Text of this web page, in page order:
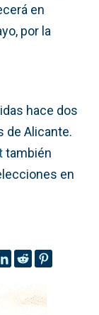
en
por la
hace dos
de Alicante.
también
en